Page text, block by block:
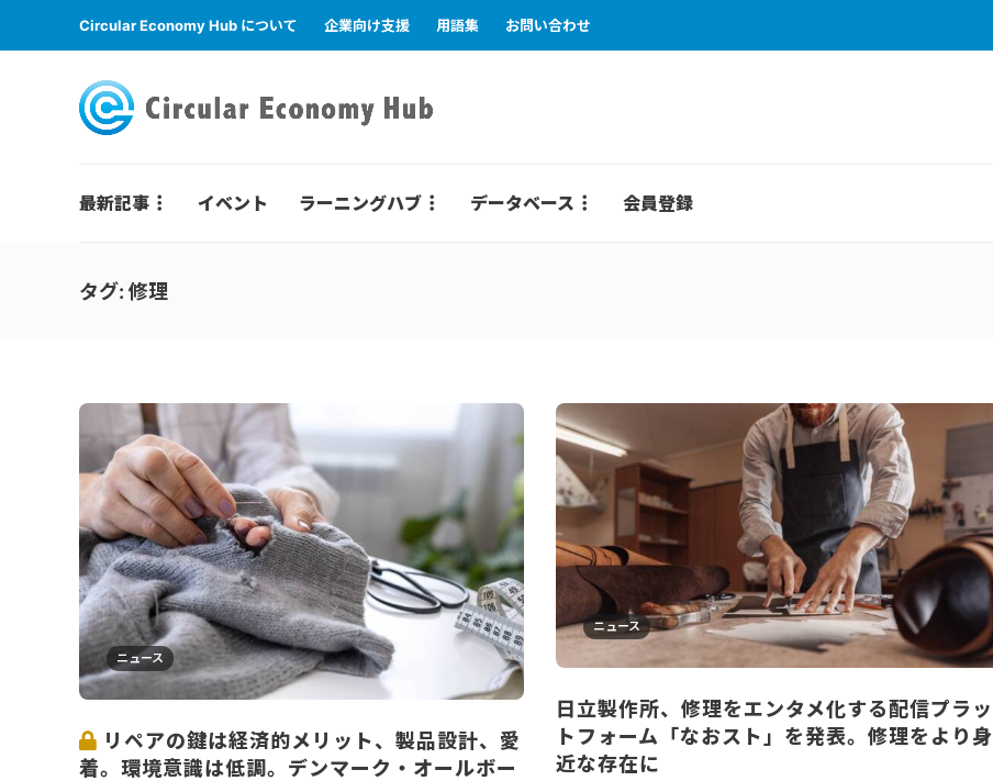
Circular Economy Hub について 企業向け支援 用語集 お問い合わせ
最新記事 イベント ラーニングハブ データベース 会員登録
タグ: 修理
ニュース
リペアの鍵は経済的メリット、製品設計、愛
着。環境意識は低調。デンマーク・オールボー
ニュース
日立製作所、修理をエンタメ化する配信プラッ
トフォーム「なおスト」を発表。修理をより身
近な存在に